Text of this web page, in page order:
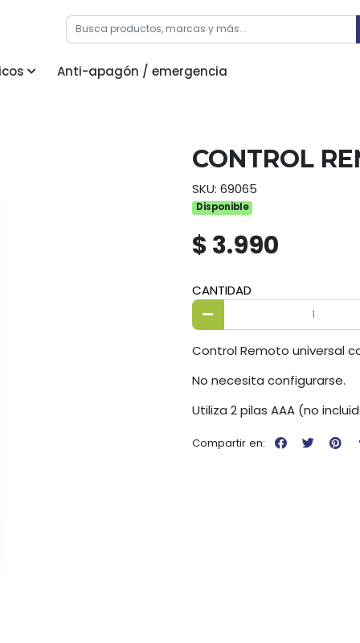
Anti-apagón / emergencia
CONTROL
SKU: 69065
Disponible
$ 3.990
CANTIDAD
Control Remoto universal
No necesita configurarse.
Utiliza 2 pilas AAA (no
Compartir en: